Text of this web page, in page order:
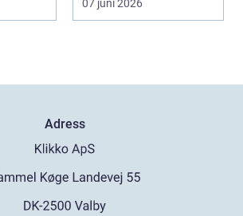
07 juni 2026
Adress